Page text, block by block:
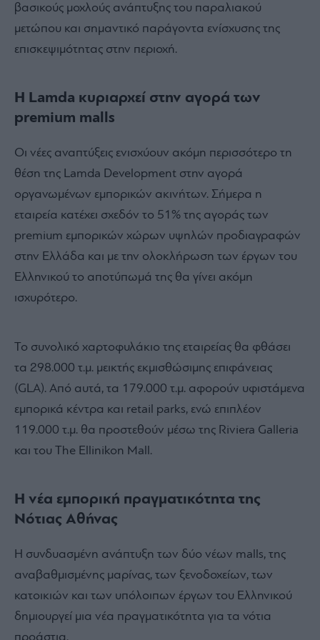
βασικούς μοχλούς ανάπτυξης του παραλιακού
μετώπου και σημαντικό παράγοντα ενίσχυσης της
επισκεψιμότητας στην περιοχή.
Η Lamda κυριαρχεί στην αγορά των
premium malls
Οι νέες αναπτύξεις ενισχύουν ακόμη περισσότερο τη
θέση της Lamda Development στην αγορά
οργανωμένων εμπορικών ακινήτων. Σήμερα η
εταιρεία κατέχει σχεδόν το 51% της αγοράς των
premium εμπορικών χώρων υψηλών προδιαγραφών
στην Ελλάδα και με την ολοκλήρωση των έργων του
Ελληνικού το αποτύπωμά της θα γίνει ακόμη
ισχυρότερο.
Το συνολικό χαρτοφυλάκιο της εταιρείας θα φθάσει
τα 298.000 τ.μ. μεικτής εκμισθώσιμης επιφάνειας
(GLA). Από αυτά, τα 179.000 τ.μ. αφορούν υφιστάμενα
εμπορικά κέντρα και retail parks, ενώ επιπλέον
119.000 τ.μ. θα προστεθούν μέσω της Riviera Galleria
και του The Ellinikon Mall.
Η νέα εμπορική πραγματικότητα της
Νότιας Αθήνας
Η συνδυασμένη ανάπτυξη των δύο νέων malls, της
αναβαθμισμένης μαρίνας, των ξενοδοχείων, των
κατοικιών και των υπόλοιπων έργων του Ελληνικού
δημιουργεί μια νέα πραγματικότητα για τα νότια